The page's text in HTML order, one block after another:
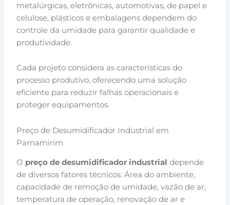
metalúrgicas, eletrônicas, automotivas, de papel e
celulose, plásticos e embalagens dependem do
controle da umidade para garantir qualidade e
produtividade.
Cada projeto considera as características do
processo produtivo, oferecendo uma solução
eficiente para reduzir falhas operacionais e
proteger equipamentos.
Preço de Desumidificador Industrial em
Parnamirim
O preço de desumidificador industrial depende
de diversos fatores técnicos. Área do ambiente,
capacidade de remoção de umidade, vazão de ar,
temperatura de operação, renovação de ar e